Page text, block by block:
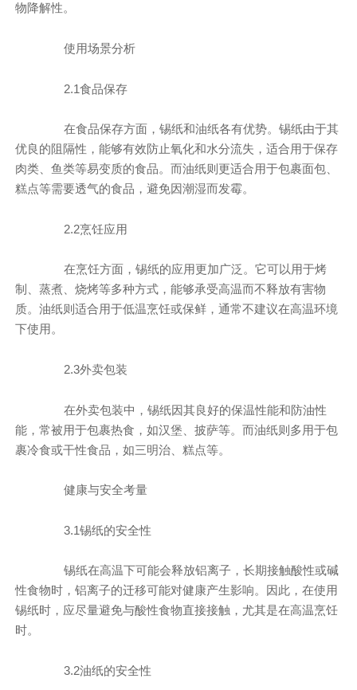
物降解性。
使用场景分析
2.1食品保存
在食品保存方面，锡纸和油纸各有优势。锡纸由于其
优良的阻隔性，能够有效防止氧化和水分流失，适合用于保存
肉类、鱼类等易变质的食品。而油纸则更适合用于包裹面包、
糕点等需要透气的食品，避免因潮湿而发霉。
2.2烹饪应用
在烹饪方面，锡纸的应用更加广泛。它可以用于烤
制、蒸煮、烧烤等多种方式，能够承受高温而不释放有害物
质。油纸则适合用于低温烹饪或保鲜，通常不建议在高温环境
下使用。
2.3外卖包装
在外卖包装中，锡纸因其良好的保温性能和防油性
能，常被用于包裹热食，如汉堡、披萨等。而油纸则多用于包
裹冷食或干性食品，如三明治、糕点等。
健康与安全考量
3.1锡纸的安全性
锡纸在高温下可能会释放铝离子，长期接触酸性或碱
性食物时，铝离子的迁移可能对健康产生影响。因此，在使用
锡纸时，应尽量避免与酸性食物直接接触，尤其是在高温烹饪
时。
3.2油纸的安全性